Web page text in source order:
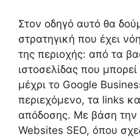
Στον οδηγό αυτό θα
στρατηγική που έχει
της περιοχής: από τα
ιστοσελίδας που
μέχρι το Google
περιεχόμενο, τα links
απόδοσης. Με βάση την
Websites SEO, όπου